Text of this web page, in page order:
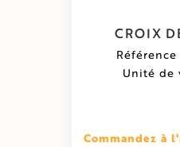
CROIX
Unité de
Commandez à